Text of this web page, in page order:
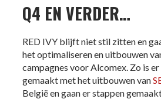
Q4 EN VERDER…
RED IVY blijft niet stil zitten en
het optimaliseren en uitbouwen
campagnes voor Alcomex. Zo is er
gemaakt met het uitbouwen van
België en gaan er stappen